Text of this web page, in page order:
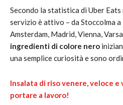
Secondo la statistica di Uber
servizio è attivo – da Stoccolma
Amsterdam, Madrid, Vienna,
ingredienti di colore nero
una semplice curiosità e sono
Insalata di riso venere, veloce
portare a lavoro!